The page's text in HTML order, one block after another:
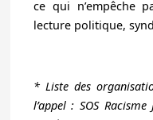
ce qui n’empêche
lecture politique,
* Liste des
l’appel : SOS